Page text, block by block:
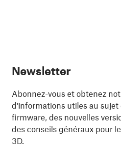
Newsletter
Abonnez-vous et obtenez
d'informations utiles au sujet
firmware, des nouvelles
des conseils généraux pour
3D.